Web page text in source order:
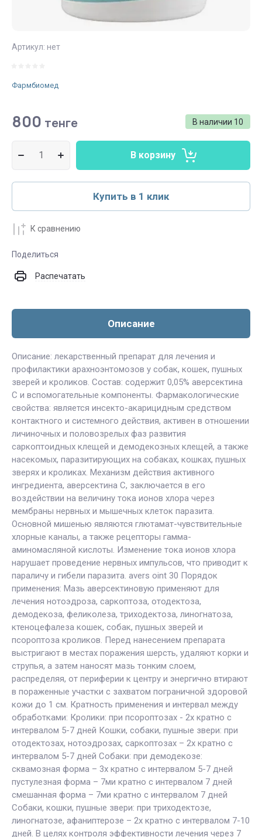
Артикул: нет
Фармбиомед
В наличии 10
800 тенге
В корзину
Купить в 1 клик
К сравнению
Поделиться
Распечатать
Описание
Описание: лекарственный препарат для лечения и
профилактики арахноэнтомозов у собак, кошек, пушных
зверей и кроликов. Состав: содержит 0,05% аверсектина
С и вспомогательные компоненты. Фармакологические
свойства: является инсекто-акарицидным средством
контактного и системного действия, активен в отношении
личиночных и половозрелых фаз развития
саркоптоидных клещей и демодекозных клещей, а также
насекомых, паразитирующих на собаках, кошках, пушных
зверях и кроликах. Механизм действия активного
ингредиента, аверсектина С, заключается в его
воздействии на величину тока ионов хлора через
мембраны нервных и мышечных клеток паразита.
Основной мишенью являются глютамат-чувствительные
хлорные каналы, а также рецепторы гамма-
аминомасляной кислоты. Изменение тока ионов хлора
нарушает проведение нервных импульсов, что приводит к
параличу и гибели паразита. avers oint 30 Порядок
применения: Мазь аверсектиновую применяют для
лечения нотоэдроза, саркоптоза, отодектоза,
демодекоза, феликолеза, триходектоза, линогнатоза,
ктеноцефалеза кошек, собак, пушных зверей и
псороптоза кроликов. Перед нанесением препарата
выстригают в местах поражения шерсть, удаляют корки и
струпья, а затем наносят мазь тонким слоем,
распределяя, от периферии к центру и энергично втирают
в пораженные участки с захватом пограничной здоровой
кожи до 1 см. Кратность применения и интервал между
обработками: Кролики: при псороптозах - 2х кратно с
интервалом 5-7 дней Кошки, собаки, пушные звери: при
отодектозах, нотоэдрозах, саркоптозах – 2х кратно с
интервалом 5-7 дней Собаки: при демодекозе:
сквамозная форма – 3х кратно с интервалом 5-7 дней
пустулезная форма – 7ми кратно с интервалом 7 дней
смешанная форма – 7ми кратно с интервалом 7 дней
Собаки, кошки, пушные звери: при триходектозе,
линогнатозе, афаниптерозе – 2х кратно с интервалом 7-10
дней. В целях контроля эффективности лечения через 7